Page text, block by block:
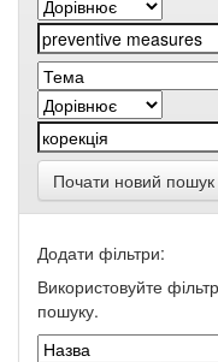
Почати новий пошук
Додати фільтри:
Використовуйте
пошуку.